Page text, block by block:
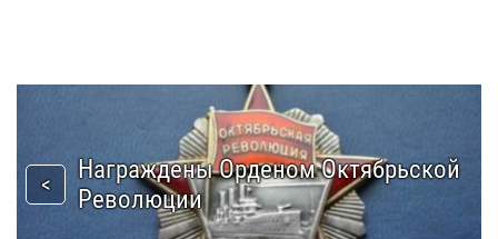
Награждены Орденом Октябрьской
Революции